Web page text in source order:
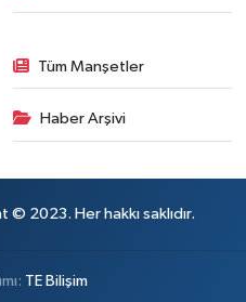
Tüm Manşetler
Haber Arşivi
© 2023. Her hakkı saklıdır.
TE Bilişim